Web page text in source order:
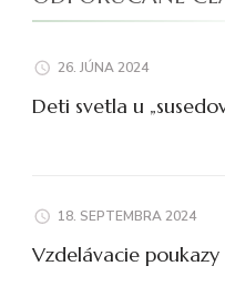
26. JÚNA 2024
Deti svetla u
18. SEPTEMBRA 2024
Vzdelávacie poukazy